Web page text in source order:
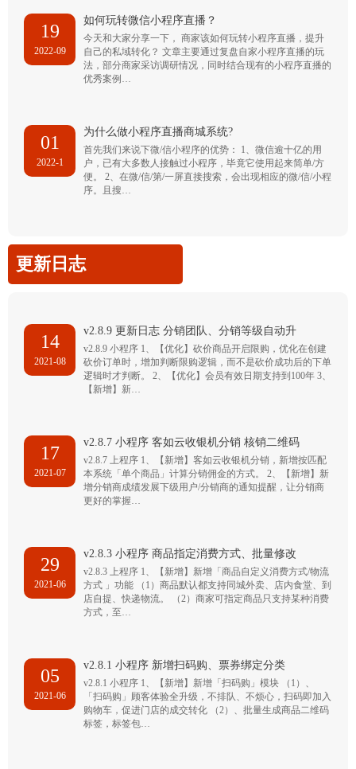
19
2022-09
如何玩转微信小程序直播？
今天和大家分享一下， 商家该如何玩转小程序直播，提升
自己的私域转化？ 文章主要通过复盘自家小程序直播的玩
法，部分商家采访调研情况，同时结合现有的小程序直播的
优秀案例…
01
2022-1
为什么做小程序直播商城系统?
首先我们来说下微/信小程序的优势： 1、微信逾十亿的用
户，已有大多数人接触过小程序，毕竟它使用起来简单/方
便。 2、在微/信/第/一屏直接搜索，会出现相应的微/信/小程
序。且搜…
更新日志
14
2021-08
v2.8.9 更新日志 分销团队、分销等级自动升
v2.8.9 小程序 1、【优化】砍价商品开启限购，优化在创建
砍价订单时，增加判断限购逻辑，而不是砍价成功后的下单
逻辑时才判断。 2、【优化】会员有效日期支持到100年 3、
【新增】新…
17
2021-07
v2.8.7 小程序 客如云收银机分销 核销二维码
v2.8.7 上程序 1、【新增】客如云收银机分销，新增按匹配
本系统「单个商品」计算分销佣金的方式。 2、【新增】新
增分销商成绩发展下级用户/分销商的通知提醒，让分销商
更好的掌握…
29
2021-06
v2.8.3 小程序 商品指定消费方式、批量修改
v2.8.3 上程序 1、【新增】新增「商品自定义消费方式/物流
方式 」功能 （1）商品默认都支持同城外卖、店内食堂、到
店自提、快递物流。 （2）商家可指定商品只支持某种消费
方式，至…
05
2021-06
v2.8.1 小程序 新增扫码购、票券绑定分类
v2.8.1 小程序 1、【新增】新增「扫码购」模块 （1）、
「扫码购」顾客体验全升级，不排队、不烦心，扫码即加入
购物车，促进门店的成交转化 （2）、批量生成商品二维码
标签，标签包…